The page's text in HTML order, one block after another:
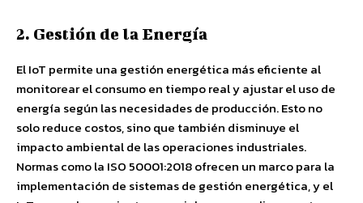
2. Gestión de la Energía
El IoT permite una gestión energética más eficiente al
monitorear el consumo en tiempo real y ajustar el uso de
energía según las necesidades de producción. Esto no
solo reduce costos, sino que también disminuye el
impacto ambiental de las operaciones industriales.
Normas como la ISO 50001:2018 ofrecen un marco para la
implementación de sistemas de gestión energética, y el